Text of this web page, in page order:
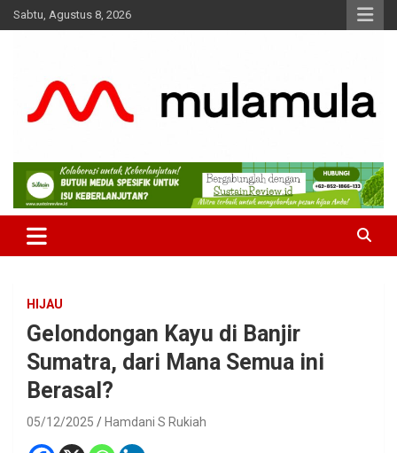
Skip
to
Sabtu, Agustus 8, 2026
MulaMula
Medianya para Gen Z
HIJAU
Gelondongan Kayu di Banjir
Sumatra, dari Mana Semua ini
Berasal?
05/12/2025 Hamdani S Rukiah